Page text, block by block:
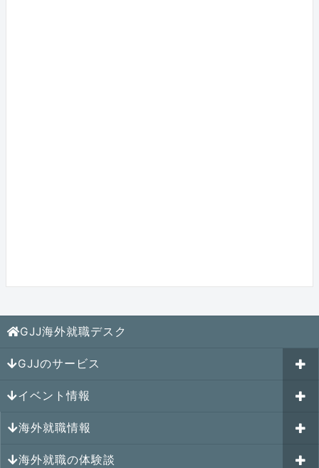
GJJ海外就職デスク
GJJのサービス
海外就職カウンセリング
はじめての海外就職セミナー
キャリアパスポートAI
イベント情報
参加受付中のイベント
過去のイベント一覧
海外就職情報
アメリカの就職情報
海外就職の体験談